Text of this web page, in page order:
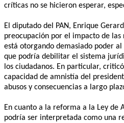
críticas no se hicieron esperar,
El diputado del PAN, Enrique
preocupación por el impacto de las
está otorgando demasiado poder
que podría debilitar el sistema
los ciudadanos. En particular,
capacidad de amnistía del
abusos y consecuencias a largo
En cuanto a la reforma a la Ley de
podría ser interpretada como una